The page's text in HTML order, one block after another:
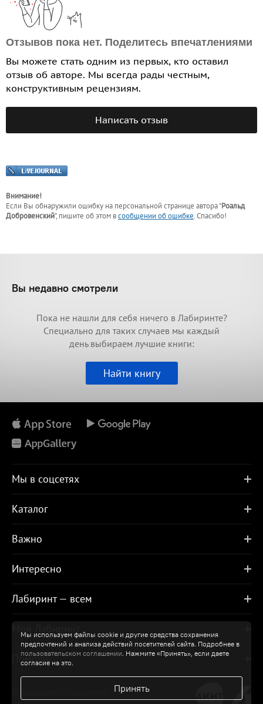
Отзывов пока нет. Поделитесь впечатлениями
Вы можете стать одним из первых, кто оставил
отзыв об авторе. Мы всегда рады честным,
конструктивным рецензиям.
Написать отзыв
Внимание!
Если Вы обнаружили ошибку на персональной странице автора "Роальд
Добровенский", пишите об этом всообщении об ошибке. Спасибо!
Мы используем файлы cookie и другие средства сохранения
предпочтений и анализа действий посетителей сайта. Подробнее в
пользовательском соглашении. Нажмите «Принять», если даете
согласие на это.
Принять
Вы недавно смотрели
Пока не нашли для себя ничего в Лабиринте?
Специально для таких случаев мы каждый
день выбираем лучшие книги:
Найти книгу
Мы в соцсетях
Каталог
Важно
Интересно
Лабиринт — всем
Помощь